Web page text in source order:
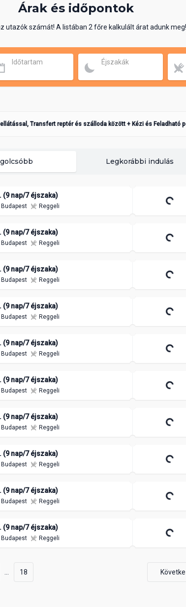
Árak és időpontok
utazók számát! A listában 2 főre kalkulált árat adunk meg!
Időtartam Éjszakák
Transfert reptér és szálloda között + Kézi és Feladható
Legkorábbi indulás
(9 nap/7 éjszaka)
Budapest Reggeli
(9 nap/7 éjszaka)
Budapest Reggeli
(9 nap/7 éjszaka)
Budapest Reggeli
(9 nap/7 éjszaka)
Budapest Reggeli
(9 nap/7 éjszaka)
Budapest Reggeli
(9 nap/7 éjszaka)
Budapest Reggeli
(9 nap/7 éjszaka)
Budapest Reggeli
(9 nap/7 éjszaka)
Budapest Reggeli
(9 nap/7 éjszaka)
Budapest Reggeli
(9 nap/7 éjszaka)
Budapest Reggeli
18